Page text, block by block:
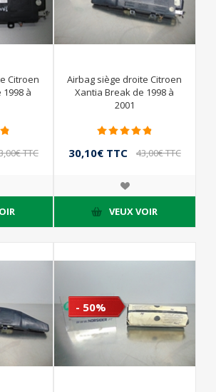
Citroen
à
TTC
Airbag siège droite Citroen
Xantia Break de 1998 à
2001
30,10€ TTC 43,00€ TTC
VEUX VOIR
- 50%